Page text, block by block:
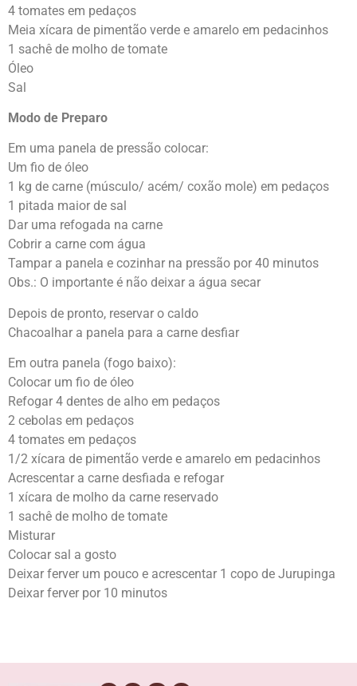
4 tomates em pedaços
Meia xícara de pimentão verde e amarelo em pedacinhos
1 sachê de molho de tomate
Óleo
Sal
Modo de Preparo
Em uma panela de pressão colocar:
Um fio de óleo
1 kg de carne (músculo/ acém/ coxão mole) em pedaços
1 pitada maior de sal
Dar uma refogada na carne
Cobrir a carne com água
Tampar a panela e cozinhar na pressão por 40 minutos
Obs.: O importante é não deixar a água secar
Depois de pronto, reservar o caldo
Chacoalhar a panela para a carne desfiar
Em outra panela (fogo baixo):
Colocar um fio de óleo
Refogar 4 dentes de alho em pedaços
2 cebolas em pedaços
4 tomates em pedaços
1/2 xícara de pimentão verde e amarelo em pedacinhos
Acrescentar a carne desfiada e refogar
1 xícara de molho da carne reservado
1 sachê de molho de tomate
Misturar
Colocar sal a gosto
Deixar ferver um pouco e acrescentar 1 copo de Jurupinga
Deixar ferver por 10 minutos